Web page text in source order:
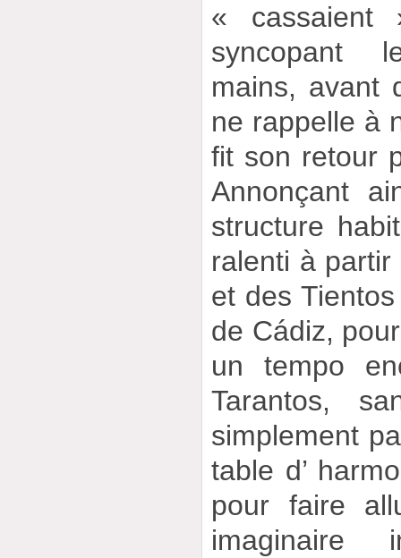
« cassaient
syncopant
mains, avant
ne rappelle à
fit son retour
Annonçant
structure
ralenti à
et des
de Cádiz,
un tempo
Tarantos,
simplement
table d’
pour faire